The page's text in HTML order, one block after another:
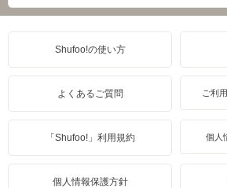
Shufoo!の使い方
よくあるご質問 ご利
「Shufoo!」利用規約 個人
個人情報保護方針